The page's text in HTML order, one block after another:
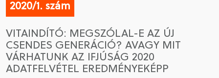
2020/1. szám
VITAINDÍTÓ: MEGSZÓLAL-E AZ ÚJ
CSENDES GENERÁCIÓ? AVAGY MIT
VÁRHATUNK AZ IFJÚSÁG 2020
ADATFELVÉTEL EREDMÉNYEKÉPP